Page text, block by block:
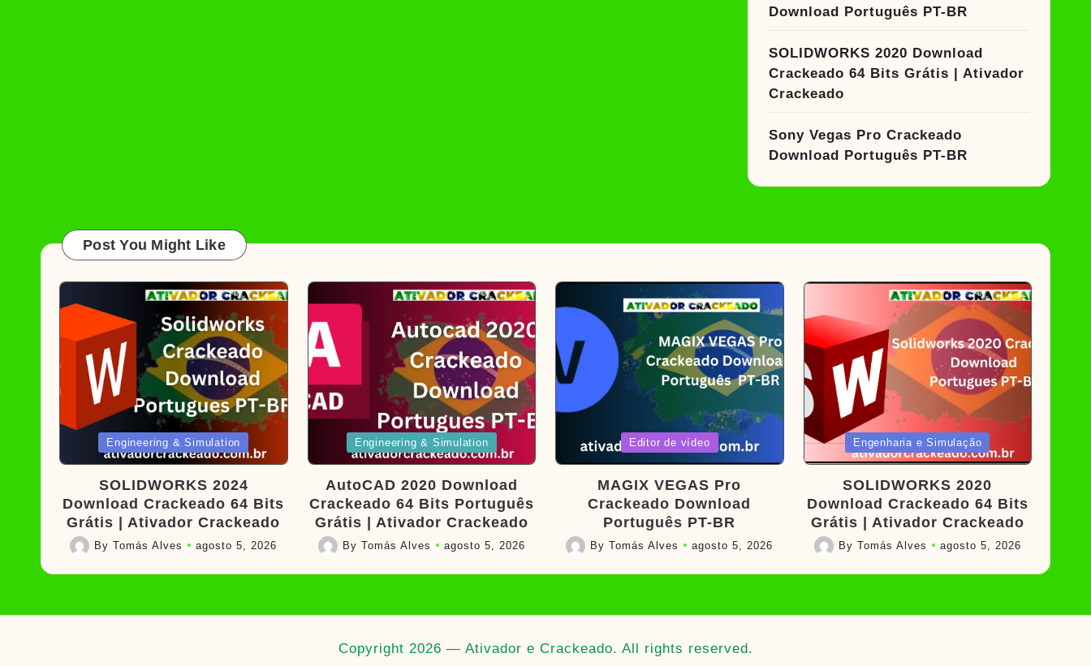
Download Português PT-BR
SOLIDWORKS 2020 Download
Crackeado 64 Bits Grátis | Ativador
Crackeado
Sony Vegas Pro Crackeado
Download Português PT-BR
Post You Might Like
Posted
in
Engineering & Simulation
SOLIDWORKS 2024
Download Crackeado 64 Bits
Grátis | Ativador Crackeado
Posted
by
ByTomás Alves agosto 5, 2026
Posted
in
Engineering & Simulation
AutoCAD 2020 Download
Crackeado 64 Bits Português
Grátis | Ativador Crackeado
Posted
by
By Tomás Alves agosto 5, 2026
Posted
in
Editor de vídeo
MAGIX VEGAS Pro
Crackeado Download
Português PT-BR
Posted
by
ByTomás Alves agosto 5, 2026
Posted
in
Engenharia e Simulação
SOLIDWORKS 2020
Download Crackeado 64 Bits
Grátis | Ativador Crackeado
Posted
by
By Tomás Alves agosto 5, 2026
Copyright 2026 — Ativador e Crackeado. All rights reserved.